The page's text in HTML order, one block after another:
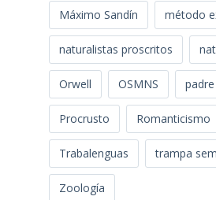
Máximo Sandín método
naturalistas proscritos
Orwell OSMNS
Procrusto Romanticismo
Trabalenguas trampa
Zoología